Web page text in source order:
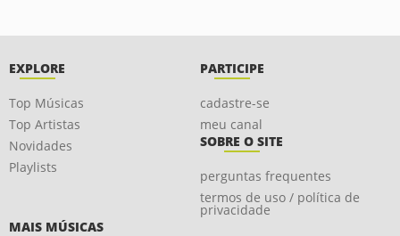
EXPLORE
Top Músicas
Top Artistas
Novidades
Playlists
PARTICIPE
cadastre-se
meu canal
SOBRE O SITE
perguntas frequentes
termos de uso / política de
privacidade
MAIS MÚSICAS